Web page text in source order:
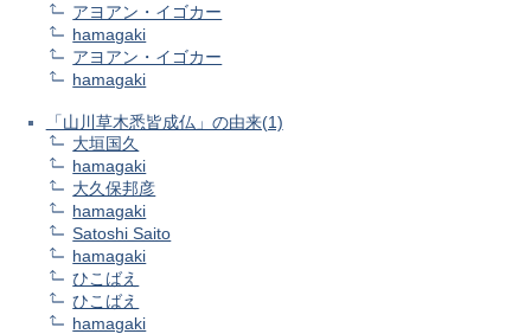
アヨアン・イゴカー
hamagaki
アヨアン・イゴカー
hamagaki
「山川草木悉皆成仏」の由来(1)
大垣国久
hamagaki
大久保邦彦
hamagaki
Satoshi Saito
hamagaki
ひこばえ
ひこばえ
hamagaki